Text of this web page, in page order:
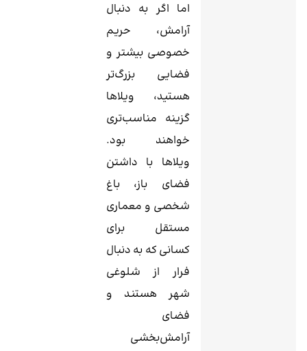
اما اگر به دنبال
آرامش، حریم
خصوصی بیشتر و
فضایی بزرگ‌تر
هستید، ویلاها
گزینه مناسب‌تری
خواهند بود.
ویلاها با داشتن
فضای باز، باغ
شخصی و معماری
مستقل برای
کسانی که به دنبال
فرار از شلوغی
شهر هستند و
فضای
آرامش‌بخشی